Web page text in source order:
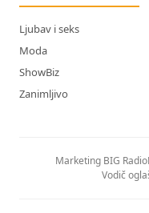
Ljubav i seks
Moda
ShowBiz
Zanimljivo
Marketing BIG Radio
Vodič